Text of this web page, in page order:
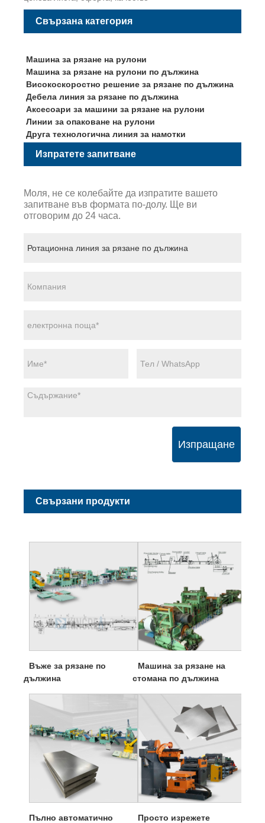
Свързана категория
Машина за рязане на рулони
Машина за рязане на рулони по дължина
Високоскоростно решение за рязане по дължина
Дебела линия за рязане по дължина
Аксесоари за машини за рязане на рулони
Линии за опаковане на рулони
Друга технологична линия за намотки
Изпратете запитване
Моля, не се колебайте да изпратите вашето
запитване във формата по-долу. Ще ви
отговорим до 24 часа.
Изпращане
Свързани продукти
Въже за рязане по
дължина
Машина за рязане на
стомана по дължина
Пълно автоматично
Просто изрежете